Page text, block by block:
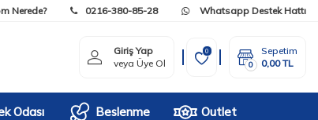
Nerede? 0216-380-85-28 Whatsapp Destek Hattı
Giriş Yap
veya Üye Ol
0
0
Sepetim
0,00TL
Odası Beslenme Outlet